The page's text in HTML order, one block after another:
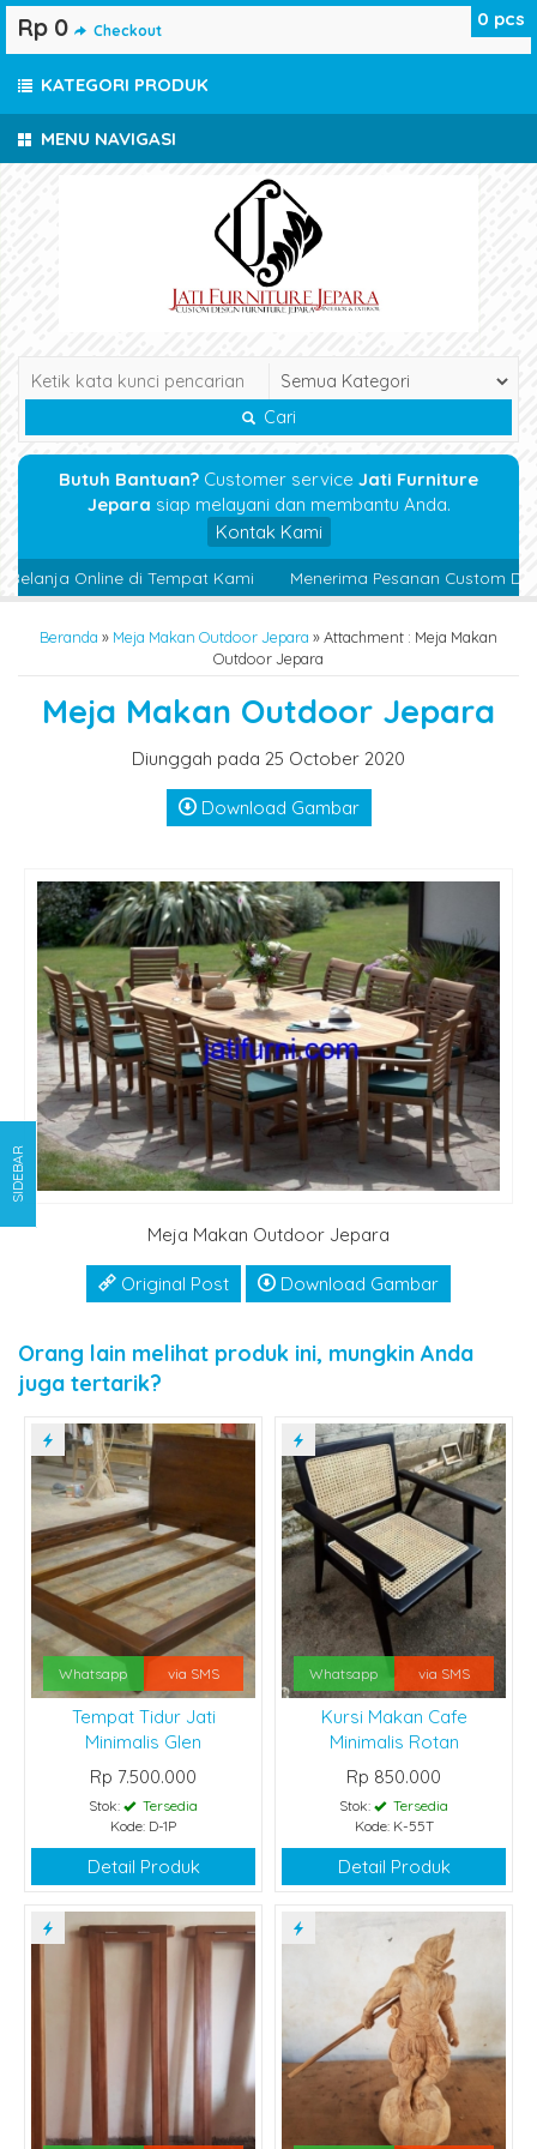
MENU NAVIGASI
Cari
Butuh Bantuan? Customer service Jati Furniture
Jepara siap melayani dan membantu Anda.
Kontak Kami
Online di Tempat Kami Menerima Pesanan Custom
Beranda » Meja Makan Outdoor Jepara » Attachment : Meja Makan
Outdoor Jepara
Meja Makan Outdoor Jepara
Diunggah pada 25 October 2020
Download Gambar
Meja Makan Outdoor Jepara
Original Post Download Gambar
Orang lain melihat produk ini, mungkin Anda
juga tertarik?
Whatsapp via SMS
Tempat Tidur Jati
Minimalis Glen
Rp 7.500.000
Stok:
Tersedia
Kode: D-1P
Detail Produk
Whatsapp via SMS
Kursi Makan Cafe
Minimalis Rotan
Rp 850.000
Stok:
Tersedia
Kode: K-55T
Detail Produk
0 pcs
Rp 0 Checkout
KATEGORI PRODUK
SIDEBAR